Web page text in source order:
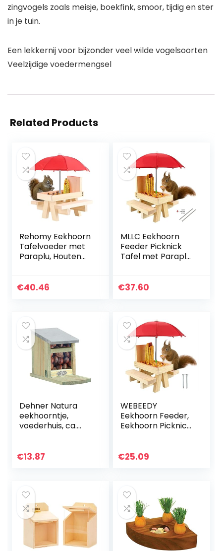
zingvogels zoals meisje, boekfink, smoor, tijdig en ster
in je tuin.
Een lekkernij voor bijzonder veel wilde vogelsoorten
Veelzijdige voedermengsel
Related Products
Rehomy Eekhoorn
Tafelvoeder met
Paraplu, Houten
Maïs Cob Houder
€40.46
MLLC Eekhoorn
Feeder Picknick
Tafel met Paraplu
Dierentuin Feeder
€37.60
Dehner Natura
eekhoorntje,
voederhuis, ca.
€13.87
WEBEEDY
Eekhoorn Feeder,
Eekhoorn Picknick
Buiten Houden
€25.09